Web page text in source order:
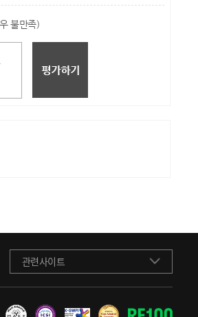
불만족)
관련사이트